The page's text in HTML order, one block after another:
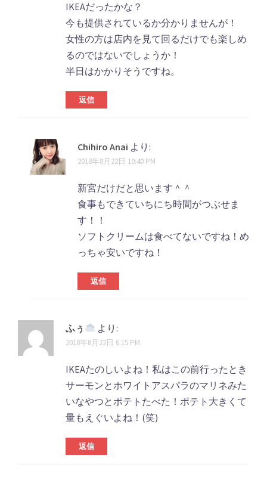
IKEAだったかな？
今も提供されているか分かりませんが！
女性の方は店内を見て回るだけでも楽しめ
るのではないでしょうか！
半日はかかりそうですね。
返信
Chihiro Anai より:
2018年8月22日 10:40 PM
新宮だけだと思います＾＾
食事もできていちにち時間がつぶせま
す！！
ソフトクリームは食べてないですね！め
っちゃ安いですね！
返信
ふぅ より:
2018年8月22日 6:15 PM
IKEAたのしいよね！私はこの前行ったとき
サーモンとホワイトアスパラのマリネみた
いなやつとポテトたべた！ポテト大きくて
量もえぐいよね！(笑)
返信